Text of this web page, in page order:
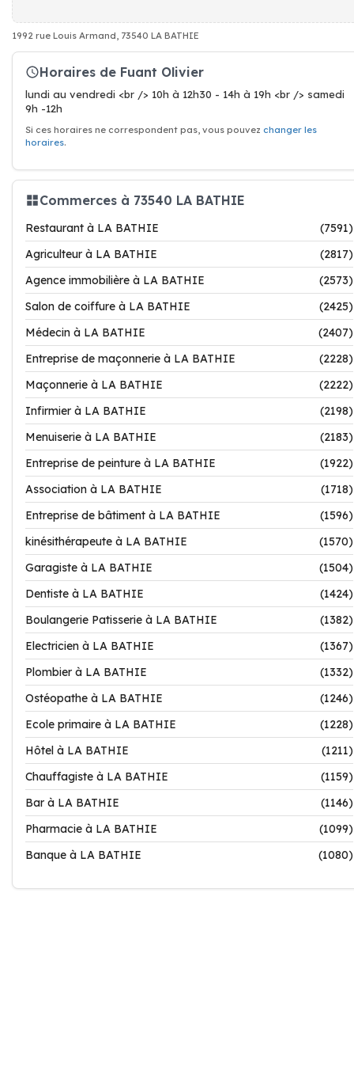
1992 rue Louis Armand, 73540 LA BATHIE
Horaires de Fuant Olivier
lundi au vendredi <br /> 10h à 12h30 - 14h à 19h <br /> samedi
9h -12h
Si ces horaires ne correspondent pas, vous pouvez changer les
horaires.
Commerces à 73540 LA BATHIE
Restaurant à LA BATHIE
(7591)
Agriculteur à LA BATHIE
(2817)
Agence immobilière à LA BATHIE
(2573)
Salon de coiffure à LA BATHIE
(2425)
Médecin à LA BATHIE
(2407)
Entreprise de maçonnerie à LA BATHIE
(2228)
Maçonnerie à LA BATHIE
(2222)
Infirmier à LA BATHIE
(2198)
Menuiserie à LA BATHIE
(2183)
Entreprise de peinture à LA BATHIE
(1922)
Association à LA BATHIE
(1718)
Entreprise de bâtiment à LA BATHIE
(1596)
kinésithérapeute à LA BATHIE
(1570)
Garagiste à LA BATHIE
(1504)
Dentiste à LA BATHIE
(1424)
Boulangerie Patisserie à LA BATHIE
(1382)
Electricien à LA BATHIE
(1367)
Plombier à LA BATHIE
(1332)
Ostéopathe à LA BATHIE
(1246)
Ecole primaire à LA BATHIE
(1228)
Hôtel à LA BATHIE
(1211)
Chauffagiste à LA BATHIE
(1159)
Bar à LA BATHIE
(1146)
Pharmacie à LA BATHIE
(1099)
Banque à LA BATHIE
(1080)